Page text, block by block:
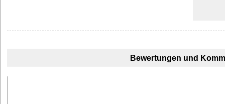
Bewertungen und